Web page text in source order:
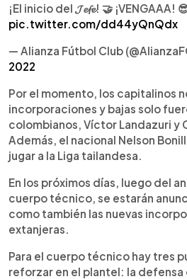
¡El inicio del 𝓙𝓮𝓯𝓮! 🤝 ¡VENGAAA!
pic.twitter.com/dd44yQnQdx
— Alianza Fútbol Club
2022
Por el momento, los capitalinos
incorporaciones y bajas solo
colombianos, Víctor Landazuri y
Además, el nacional Nelson
jugar a la Liga tailandesa.
En los próximos días, luego del
cuerpo técnico, se estarán
como también las nuevas
extanjeras.
Para el cuerpo técnico hay tres
reforzar en el plantel: la defensa